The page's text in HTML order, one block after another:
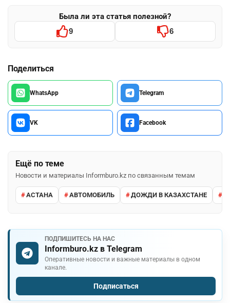
Была ли эта статья полезной?
9 6
Поделиться
WhatsApp Telegram
VK Facebook
Ещё по теме
Новости и материалы Informburo.kz по связанным темам
АСТАНА АВТОМОБИЛЬ ДОЖДИ В КАЗАХСТАНЕ
ПОДПИШИТЕСЬ НА НАС
Informburo.kz в Telegram
Оперативные новости и важные материалы в одном
канале.
Подписаться